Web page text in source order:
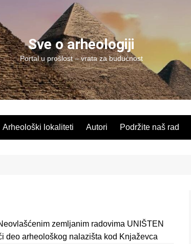
Sve o arheologiji
Portal u prošlost – vrata za budućnost
Arheološki lokaliteti Autori Podržite naš rad